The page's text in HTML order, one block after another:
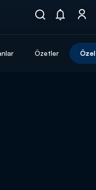
Özetler